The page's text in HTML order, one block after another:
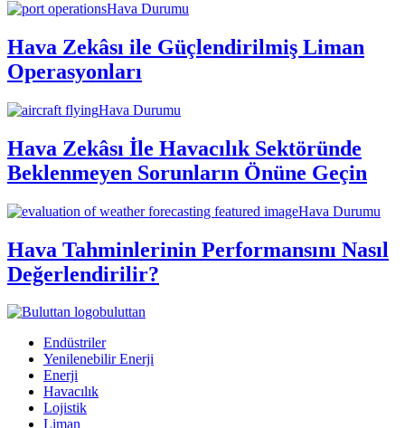
Hava Durumu
Hava Zekâsı ile Güçlendirilmiş Liman
Operasyonları
Hava Durumu
Hava Zekâsı İle Havacılık Sektöründe
Beklenmeyen Sorunların Önüne Geçin
Hava Durumu
Hava Tahminlerinin Performansını Nasıl
Değerlendirilir?
buluttan
Endüstriler
Yenilenebilir Enerji
Enerji
Havacılık
Lojistik
Liman